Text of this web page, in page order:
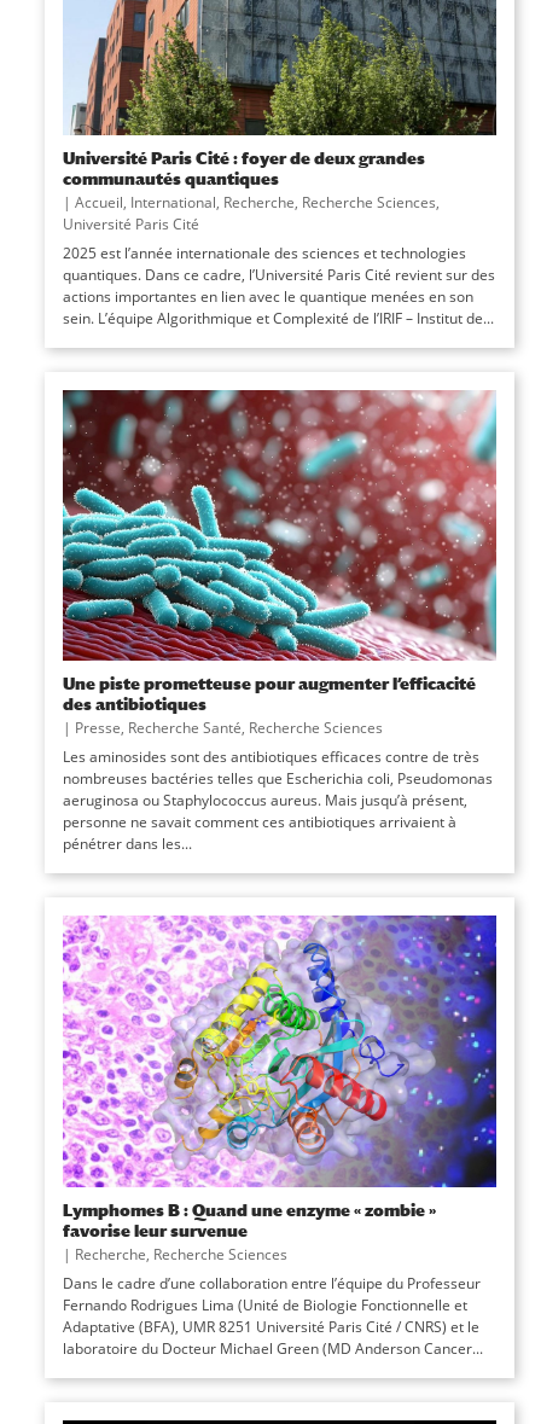
Université Paris Cité : foyer de deux grandes
communautés quantiques
| Accueil, International, Recherche, Recherche Sciences,
Université Paris Cité
2025 est l’année internationale des sciences et technologies
quantiques. Dans ce cadre, l’Université Paris Cité revient sur des
actions importantes en lien avec le quantique menées en son
sein. L’équipe Algorithmique et Complexité de l’IRIF – Institut de...
Une piste prometteuse pour augmenter l’efficacité
des antibiotiques
| Presse, Recherche Santé, Recherche Sciences
Les aminosides sont des antibiotiques efficaces contre de très
nombreuses bactéries telles que Escherichia coli, Pseudomonas
aeruginosa ou Staphylococcus aureus. Mais jusqu’à présent,
personne ne savait comment ces antibiotiques arrivaient à
pénétrer dans les...
Lymphomes B : Quand une enzyme « zombie »
favorise leur survenue
| Recherche, Recherche Sciences
Dans le cadre d’une collaboration entre l’équipe du Professeur
Fernando Rodrigues Lima (Unité de Biologie Fonctionnelle et
Adaptative (BFA), UMR 8251 Université Paris Cité / CNRS) et le
laboratoire du Docteur Michael Green (MD Anderson Cancer...